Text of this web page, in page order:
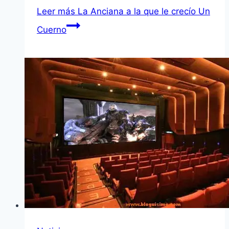
Leer más La Anciana a la que le crecí­o Un
Cuerno